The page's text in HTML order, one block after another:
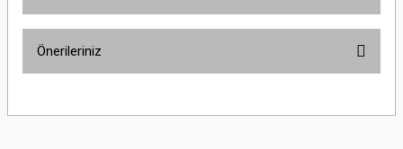
Önerileriniz
yetersiz gördüğünüz noktaları öneri formunu kullanarak tarafımıza